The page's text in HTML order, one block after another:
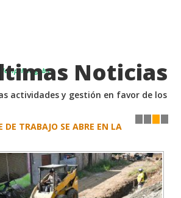
Noticias
actividades y gestión en favor de los
1 2 3
DE TRABAJO SE ABRE EN LA